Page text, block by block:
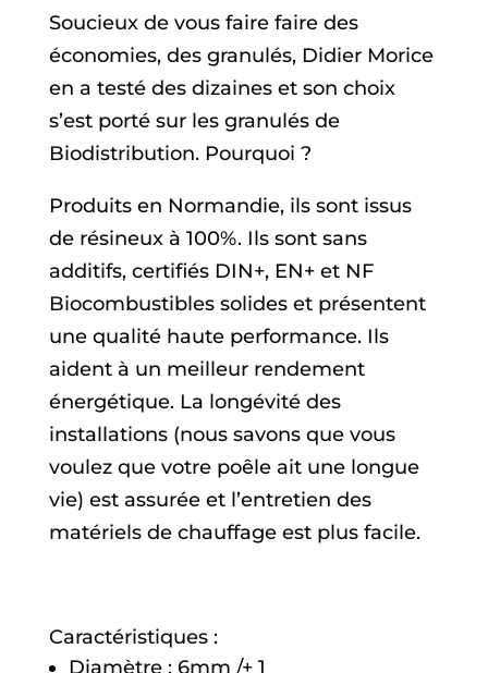
Soucieux de vous faire faire des
économies, des granulés, Didier Morice
en a testé des dizaines et son choix
s’est porté sur les granulés de
Biodistribution. Pourquoi ?
Produits en Normandie, ils sont issus
de résineux à 100%. Ils sont sans
additifs, certifiés DIN+, EN+ et NF
Biocombustibles solides et présentent
une qualité haute performance. Ils
aident à un meilleur rendement
énergétique. La longévité des
installations (nous savons que vous
voulez que votre poêle ait une longue
vie) est assurée et l’entretien des
matériels de chauffage est plus facile.
Caractéristiques :
Diamètre : 6mm /+ 1